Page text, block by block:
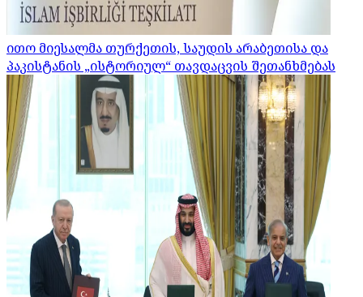
ითო მიესალმა თურქეთის, საუდის არაბეთისა და
პაკისტანის „ისტორიულ“ თავდაცვის შეთანხმებას